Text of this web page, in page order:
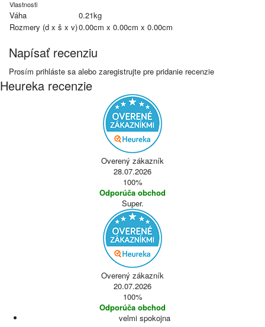
Vlastnosti
Váha
0.21kg
Rozmery (d x š x v)0.00cm x 0.00cm x 0.00cm
Napísať recenziu
Prosím prihláste sa alebo zaregistrujte pre pridanie recenzie
Heureka recenzie
Overený zákazník
28.07.2026
100%
Odporúča obchod
Super.
Overený zákazník
20.07.2026
100%
Odporúča obchod
velmi spokojna